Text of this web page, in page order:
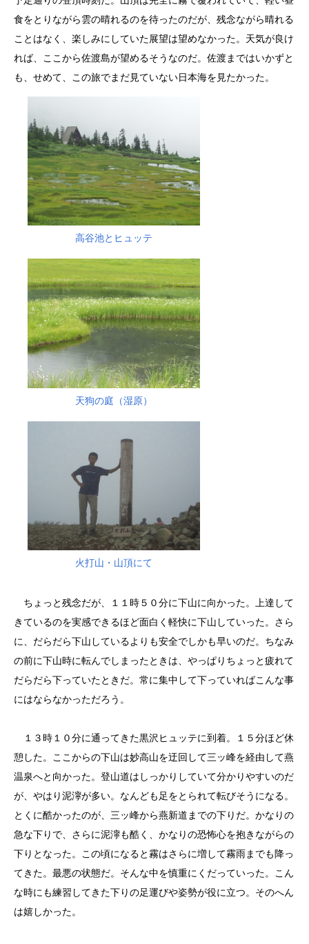
食をとりながら雲の晴れるのを待ったのだが、残念ながら晴れる
ことはなく、楽しみにしていた展望は望めなかった。天気が良け
れば、ここから佐渡島が望めるそうなのだ。佐渡まではいかずと
も、せめて、この旅でまだ見ていない日本海を見たかった。
高谷池とヒュッテ
天狗の庭（湿原）
火打山・山頂にて
ちょっと残念だが、１１時５０分に下山に向かった。上達して
きているのを実感できるほど面白く軽快に下山していった。さら
に、だらだら下山しているよりも安全でしかも早いのだ。ちなみ
の前に下山時に転んでしまったときは、やっぱりちょっと疲れて
だらだら下っていたときだ。常に集中して下っていればこんな事
にはならなかっただろう。
１３時１０分に通ってきた黒沢ヒュッテに到着。１５分ほど休
憩した。ここからの下山は妙高山を迂回して三ッ峰を経由して燕
温泉へと向かった。登山道はしっかりしていて分かりやすいのだ
が、やはり泥濘が多い。なんども足をとられて転びそうになる。
とくに酷かったのが、三ッ峰から燕新道までの下りだ。かなりの
急な下りで、さらに泥濘も酷く、かなりの恐怖心を抱きながらの
下りとなった。この頃になると霧はさらに増して霧雨までも降っ
てきた。最悪の状態だ。そんな中を慎重にくだっていった。こん
な時にも練習してきた下りの足運びや姿勢が役に立つ。そのへん
は嬉しかった。